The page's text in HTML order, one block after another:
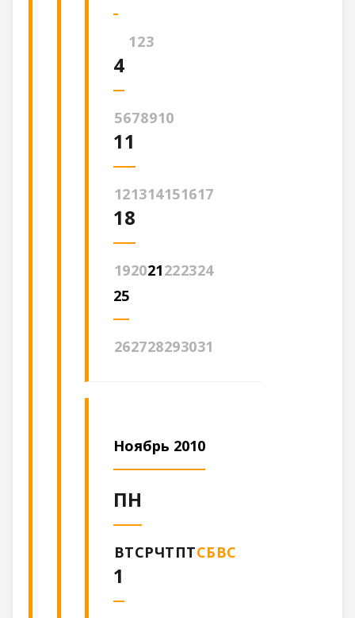
123
4
5678910
11
121314151617
18
192021222324
25
262728293031
Ноябрь 2010
ПН
ВТСРЧТПТСБВС
1